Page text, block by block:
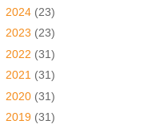
2024 (23)
2023 (23)
2022 (31)
2021 (31)
2020 (31)
2019 (31)